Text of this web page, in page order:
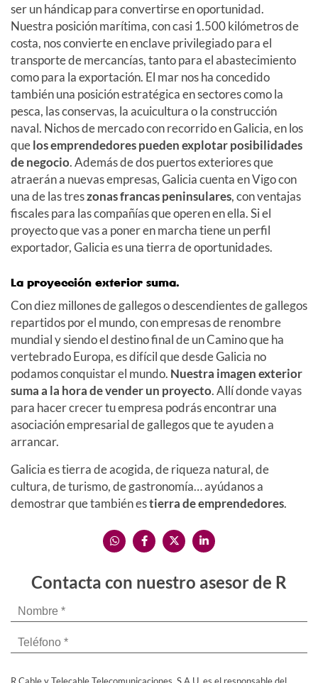
ser un hándicap para convertirse en oportunidad.
Nuestra posición marítima, con casi 1.500 kilómetros de
costa, nos convierte en enclave privilegiado para el
transporte de mercancías, tanto para el abastecimiento
como para la exportación. El mar nos ha concedido
también una posición estratégica en sectores como la
pesca, las conservas, la acuicultura o la construcción
naval. Nichos de mercado con recorrido en Galicia, en los
quelos emprendedores pueden explotar posibilidades
de negocio. Además de dos puertos exteriores que
atraerán a nuevas empresas, Galicia cuenta en Vigo con
una de las treszonas francas peninsulares, con ventajas
fiscales para las compañías que operen en ella. Si el
proyecto que vas a poner en marcha tiene un perfil
exportador, Galicia es una tierra de oportunidades.
La proyección exterior suma.
Con diez millones de gallegos o descendientes de gallegos
repartidos por el mundo, con empresas de renombre
mundial y siendo el destino final de un Camino que ha
vertebrado Europa, es difícil que desde Galicia no
podamos conquistar el mundo. Nuestra imagen exterior
suma a la hora de vender un proyecto. Allí donde vayas
para hacer crecer tu empresa podrás encontrar una
asociación empresarial de gallegos que te ayuden a
arrancar.
Galicia es tierra de acogida, de riqueza natural, de
cultura, de turismo, de gastronomía… ayúdanos a
demostrar que también estierra de emprendedores.
Contacta con nuestro asesor de R
R Cable y Telecable Telecomunicaciones, S.A.U. es el responsable del